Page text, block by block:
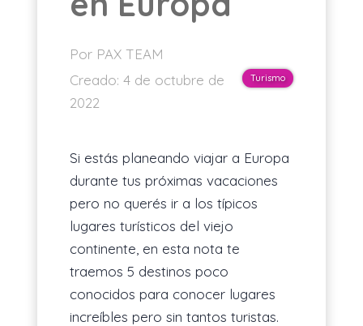
Por PAX TEAM
Creado: 4 de octubre de
2022
Turismo
Si estás planeando viajar a Europa
durante tus próximas vacaciones
pero no querés ir a los típicos
lugares turísticos del viejo
continente, en esta nota te
traemos 5 destinos poco
conocidos para conocer lugares
increíbles pero sin tantos turistas.